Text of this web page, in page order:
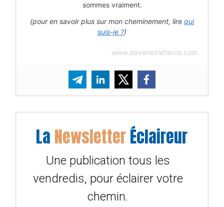
sommes vraiment.
(pour en savoir plus sur mon cheminement, lire qui
suis-je ?)
www.devenezleheros.com
La NewsletterÉclaireur
Une publication tous les
vendredis, pour éclairer votre
chemin.